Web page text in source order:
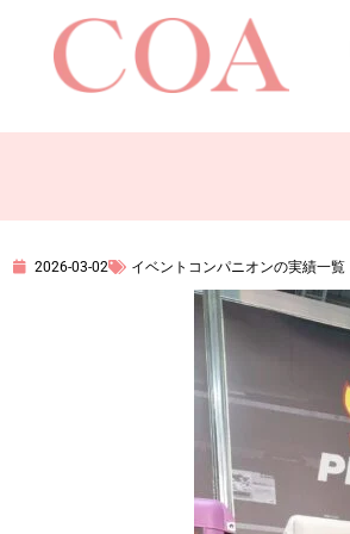
2026-03-02 イベントコンパニオンの実績一覧